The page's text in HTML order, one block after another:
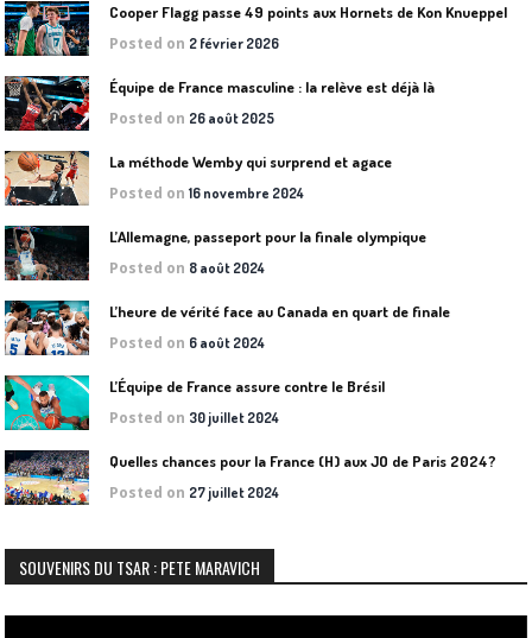
Cooper Flagg passe 49 points aux Hornets de Kon Knueppel
Posted on 2 février 2026
Équipe de France masculine : la relève est déjà là
Posted on 26 août 2025
La méthode Wemby qui surprend et agace
Posted on16 novembre 2024
L’Allemagne, passeport pour la finale olympique
Posted on 8 août 2024
L’heure de vérité face au Canada en quart de finale
Posted on 6 août 2024
L’Équipe de France assure contre le Brésil
Posted on 30 juillet 2024
Quelles chances pour la France (H) aux JO de Paris 2024?
Posted on 27 juillet 2024
SOUVENIRS DU TSAR : PETE MARAVICH